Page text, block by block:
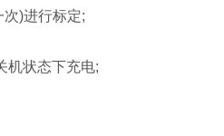
)进行标定;
机状态下充电;